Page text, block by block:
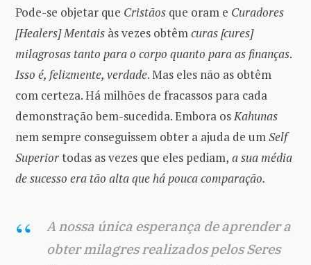
Pode-se objetar que Cristãos que oram e Curadores
[Healers] Mentais às vezes obtêmcuras [cures]
milagrosas tanto para o corpo quanto para as finanças.
Isso é, felizmente, verdade. Mas eles não as obtêm
com certeza. Há milhões de fracassos para cada
demonstração bem-sucedida. Embora osKahunas
nem sempre conseguissem obter a ajuda de umSelf
Superiortodas as vezes que eles pediam, a sua média
de sucesso era tão alta que há pouca comparação.
A nossa única esperança de aprender a
obter milagres realizados pelos Seres